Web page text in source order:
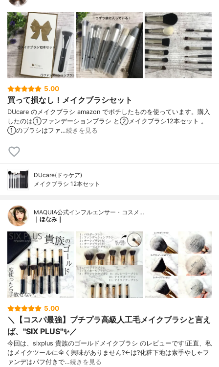
5.00
買って損なし！メイクブラシセット
DUcare のメイクブラシ amazon でポチしたものを使っています。購入
したのは①ファンデーションブラシ と②メイクブラシ12本セット 。
①のブラシはファ…続きを見る
DUcare(ドゥケア)
メイクブラシ 12本セット
MAQUIA公式インフルエンサー・コスメ…
｜ほなみ｜
5.00
＼【コスパ最強】プチプラ高級人工毛メイクブラシと言え
ば、"SIX PLUS"✨／
今回は、sixplus 貴族のゴールドメイクブラシ のレビューです!正直、私
はメイクツールに全く興味がありません?←は?化粧下地は素手やし←フ
ァンデはパフ付きで…続きを見る